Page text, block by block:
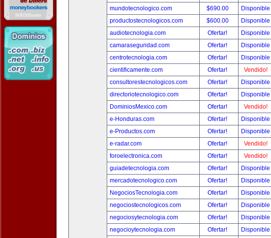
mundotecnologico.com
$690.00
Disponible
productostecnologicos.com
$600.00
Disponible
audiotecnologia.com
Ofertar!
Disponible
camaraseguridad.com
Ofertar!
Disponible
centrotecnologia.com
Ofertar!
Disponible
cientificamente.com
Ofertar!
Vendido!
consultorestecnologicos.com
Ofertar!
Disponible
directoriotecnologico.com
Ofertar!
Disponible
DominiosMexico.com
Ofertar!
Vendido!
e-Honduras.com
Ofertar!
Disponible
e-Productos.com
Ofertar!
Disponible
e-radar.com
Ofertar!
Vendido!
foroelectronica.com
Ofertar!
Vendido!
guiadetecnologia.com
Ofertar!
Disponible
mercadotecnologico.com
Ofertar!
Disponible
NegociosTecnologia.com
Ofertar!
Disponible
negociostecnologicos.com
Ofertar!
Disponible
negociosytecnologia.com
Ofertar!
Disponible
negocioytecnologia.com
Ofertar!
Disponible